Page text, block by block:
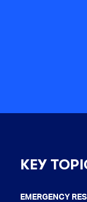
KEY
EMERGENCY